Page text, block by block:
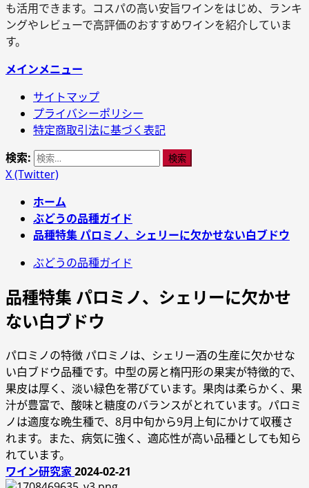
も活用できます。コスパの高い安旨ワインをはじめ、ランキ
ングやレビューで高評価のおすすめワインを紹介していま
す。
メインメニュー
サイトマップ
プライバシーポリシー
特定商取引法に基づく表記
検索:
X (Twitter)
ホーム
ぶどうの品種ガイド
品種特集 パロミノ、シェリーに欠かせない白ブドウ
ぶどうの品種ガイド
品種特集 パロミノ、シェリーに欠かせ
ない白ブドウ
パロミノの特徴 パロミノは、シェリー酒の生産に欠かせな
い白ブドウ品種です。中型の房と楕円形の果実が特徴的で、
果皮は厚く、淡い緑色を帯びています。果肉は柔らかく、果
汁が豊富で、酸味と糖度のバランスがとれています。パロミ
ノは適度な晩生種で、8月中旬から9月上旬にかけて収穫さ
れます。また、病気に強く、適応性が高い品種としても知ら
れています。
ワイン研究家2024-02-21